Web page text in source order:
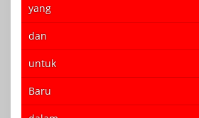
yang
dan
untuk
Baru